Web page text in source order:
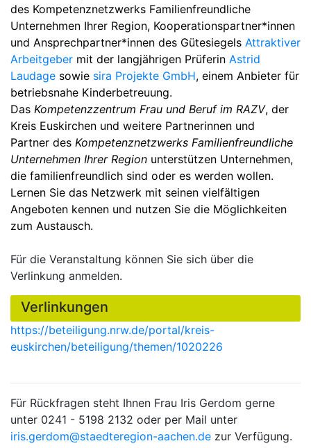
des Kompetenznetzwerks Familienfreundliche
Unternehmen Ihrer Region, Kooperationspartner*innen
und Ansprechpartner*innen des Gütesiegels Attraktiver
Arbeitgeber mit der langjährigen Prüferin Astrid
Laudage sowie sira Projekte GmbH, einem Anbieter für
betriebsnahe Kinderbetreuung.
Das Kompetenzzentrum Frau und Beruf im RAZV, der
Kreis Euskirchen und weitere Partnerinnen und
Partner des Kompetenznetzwerks Familienfreundliche
Unternehmen Ihrer Region unterstützen Unternehmen,
die familienfreundlich sind oder es werden wollen.
Lernen Sie das Netzwerk mit seinen vielfältigen
Angeboten kennen und nutzen Sie die Möglichkeiten
zum Austausch.
Für die Veranstaltung können Sie sich über die
Verlinkung anmelden.
Verlinkungen
https://beteiligung.nrw.de/portal/kreis-
euskirchen/beteiligung/themen/1020226
Für Rückfragen steht Ihnen Frau Iris Gerdom gerne
unter 0241 - 5198 2132 oder per Mail unter
iris.gerdom@staedteregion-aachen.de zur Verfügung.